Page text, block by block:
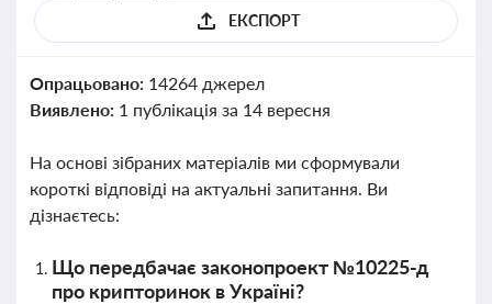
ЕКСПОРТ
Опрацьовано: 14264 джерел
Виявлено: 1 публікація за 14 вересня
На основі зібраних матеріалів ми сформували
короткі відповіді на актуальні запитання. Ви
дізнаєтесь:
Що передбачає законопроект №10225-д
про крипторинок в Україні?